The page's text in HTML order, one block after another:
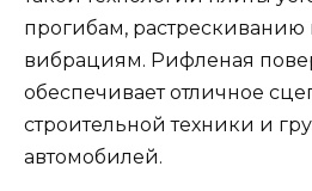
прогибам,
вибрациям. Рифленая
обеспечивает отличное
строительной техники и
автомобилей.